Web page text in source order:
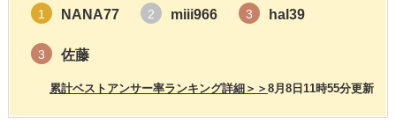
1 NANA77 2 miii966 3 hal39
3 佐藤
8月8日11時55分更新
累計ベストアンサー率ランキング詳細＞＞